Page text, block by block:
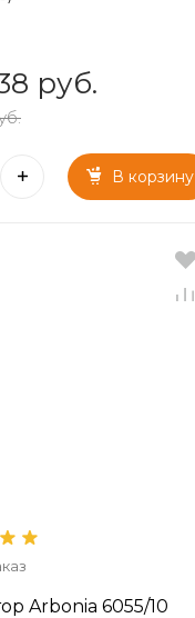
руб.
В корзину
Arbonia 6055/10